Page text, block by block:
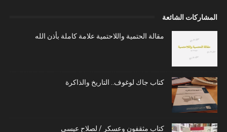
المشاركات الشائعة
مقالة الحتمية واللاحتمية علامة كاملة بأذن الله
كتاب جاك لوغوف.. التاريخ والذاكرة
كتاب مثقفون وعسكر / لصلاح عيسى